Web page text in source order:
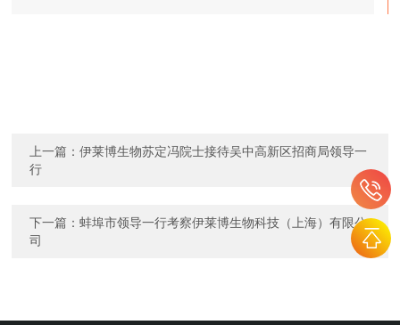
上一篇：伊莱博生物苏定冯院士接待吴中高新区招商局领导一
行
下一篇：蚌埠市领导一行考察伊莱博生物科技（上海）有限公
司